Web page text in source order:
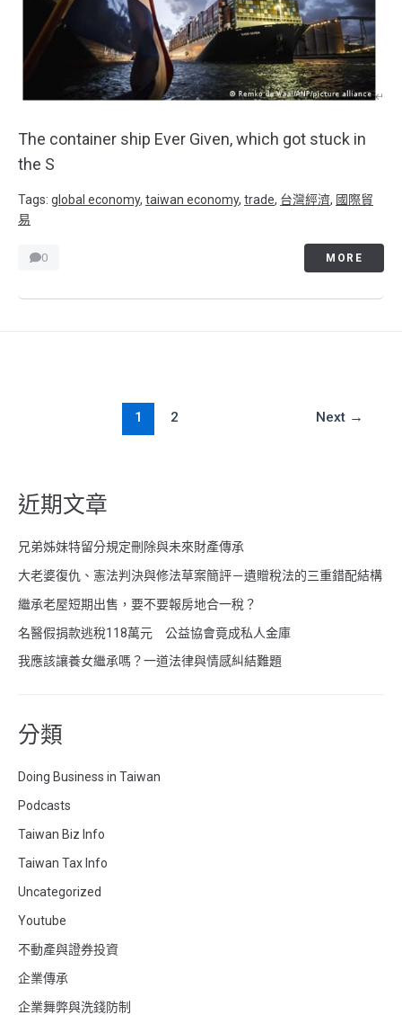
The container ship Ever Given, which got stuck in
the S
Tags: global economy, taiwan economy, trade, 台灣經濟, 國際貿
易
0 MORE
1 2 Next →
近期文章
兄弟姊妹特留分規定刪除與未來財產傳承
大老婆復仇、憲法判決與修法草案簡評－遺贈稅法的三重錯配結構
繼承老屋短期出售，要不要報房地合一稅？
名醫假捐款逃稅118萬元 公益協會竟成私人金庫
我應該讓養女繼承嗎？一道法律與情感糾結難題
分類
Doing Business in Taiwan
Podcasts
Taiwan Biz Info
Taiwan Tax Info
Uncategorized
Youtube
不動產與證券投資
企業傳承
企業舞弊與洗錢防制